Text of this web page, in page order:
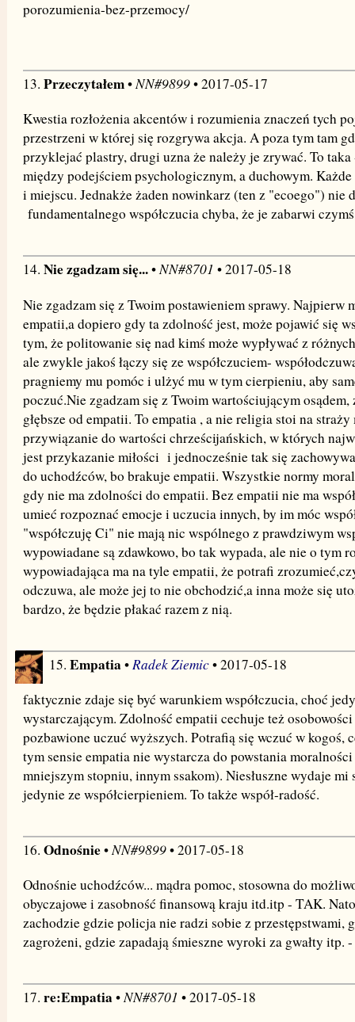
porozumienia-bez-przemocy/
13. Przeczytałem•NN#9899• 2017-05-17
Kwestia rozłożenia akcentów i rozumienia znaczeń tych
przestrzeni w której się rozgrywa akcja. A poza tym tam
przyklejać plastry, drugi uzna że należy je zrywać. To
między podejściem psychologicznym, a duchowym.
i miejscu. Jednakże żaden nowinkarz (ten z "ecoego") nie
fundamentalnego współczucia chyba, że je zabarwi
14. Nie zgadzam się...•NN#8701 • 2017-05-18
Nie zgadzam się z Twoim postawieniem sprawy. Najpierw
empatii,a dopiero gdy ta zdolność jest, może pojawić się
tym, że politowanie się nad kimś może wypływać z
ale zwykle jakoś łączy się ze współczuciem-
pragniemy mu pomóc i ulżyć mu w tym cierpieniu, aby
poczuć.Nie zgadzam się z Twoim wartościującym osądem,
głębsze od empatii. To empatia , a nie religia stoi na
przywiązanie do wartości chrześcijańskich, w których
jest przykazanie miłości i jednocześnie tak się
do uchodźców, bo brakuje empatii. Wszystkie normy
gdy nie ma zdolności do empatii. Bez empatii nie ma
umieć rozpoznać emocje i uczucia innych, by im móc
"współczuję Ci" nie mają nic wspólnego z prawdziwym
wypowiadane są zdawkowo, bo tak wypada, ale nie o tym
wypowiadająca ma na tyle empatii, że potrafi
odczuwa, ale może jej to nie obchodzić,a inna może się
bardzo, że będzie płakać razem z nią.
15. Empatia • Radek Ziemic• 2017-05-18
faktycznie zdaje się być warunkiem współczucia, choć
wystarczającym. Zdolność empatii cechuje też
pozbawione uczuć wyższych. Potrafią się wczuć w kogoś,
tym sensie empatia nie wystarcza do powstania
mniejszym stopniu, innym ssakom). Niesłuszne wydaje mi
jedynie ze współcierpieniem. To także współ-radość.
16. Odnośnie•NN#9899• 2017-05-18
Odnośnie uchodźców... mądra pomoc, stosowna do
obyczajowe i zasobność finansową kraju itd.itp - TAK.
zachodzie gdzie policja nie radzi sobie z przestępstwami,
zagrożeni, gdzie zapadają śmieszne wyroki za gwałty itp.
17. re:Empatia •NN#8701 • 2017-05-18